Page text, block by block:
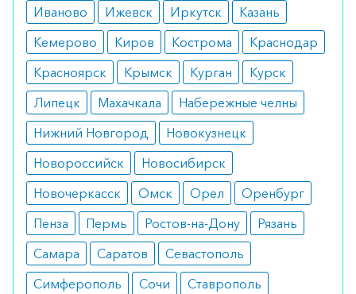
В целом переносится хорошо. Изредка
возможно появление головной боли и резких
перепадов настроения.
Режим дозирования
Вводится раствор подкожно. Минимальная
дозировка – 150 мг. Доза зависит от массы тела и
основного диагноза.
Особые указания
С осторожностью применяется при
беременности и кормлении грудью. Грудное
вскармливание на период лечения
Иваново
Ижевск Иркутск
Казань
Кемерово
Киров Кострома
Краснодар
Красноярск
Крымск Курган
Курск
Липецк
Махачкала
Набережные челны
Нижний Новгород
Новокузнецк
Новороссийск
Новосибирск
Новочеркасск
Омск Орел
Оренбург
Пенза
Пермь Ростов-на-Дону
Рязань
Самара
Саратов
Севастополь
Симферополь
Сочи
Ставрополь